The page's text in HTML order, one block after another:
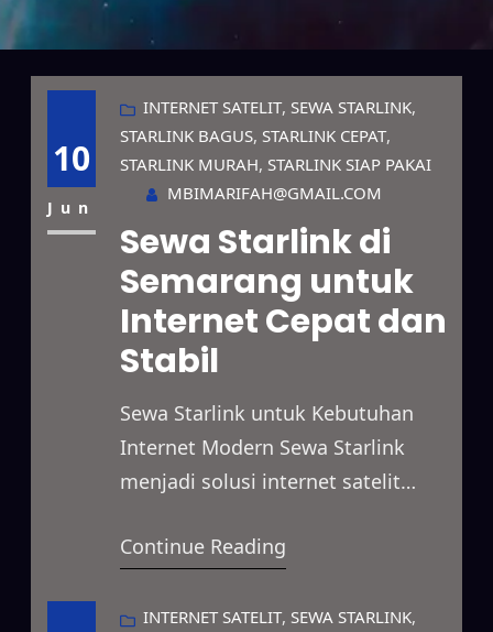
10
Jun
INTERNET SATELIT, SEWA STARLINK
STARLINK BAGUS, STARLINK CEPAT
STARLINK MURAH, STARLINK SIAP PAKAI
MBIMARIFAH@GMAIL.COM
Sewa Starlink di
Semarang untuk
Internet Cepat dan
Stabil
Sewa Starlink untuk Kebutuhan
Internet Modern Sewa Starlink
menjadi solusi internet satelit
koneksi cepat dan stabil untuk
dapat digunakan untuk
Continue Reading
INTERNET SATELIT, SEWA STARLINK